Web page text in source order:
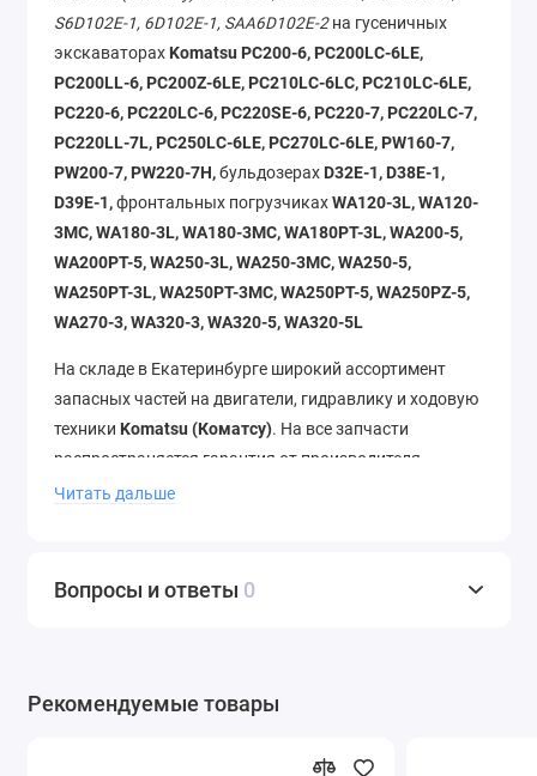
S6D102E-1, 6D102E-1, SAA6D102E-2на гусеничных
экскаваторах Komatsu PC200-6, PC200LC-6LE,
PC200LL-6, PC200Z-6LE, PC210LC-6LC, PC210LC-6LE,
PC220-6, PC220LC-6, PC220SE-6, PC220-7, PC220LC-7,
PC220LL-7L, PC250LC-6LE, PC270LC-6LE, PW160-7,
PW200-7, PW220-7H,бульдозерах D32E-1, D38E-1,
D39E-1,фронтальных погрузчикахWA120-3L, WA120-
3MC, WA180-3L, WA180-3MC, WA180PT-3L, WA200-5,
WA200PT-5, WA250-3L, WA250-3MC, WA250-5,
WA250PT-3L, WA250PT-3MC, WA250PT-5, WA250PZ-5,
WA270-3, WA320-3, WA320-5, WA320-5L
На складе в Екатеринбурге широкий ассортимент
запасных частей на двигатели, гидравлику и ходовую
техники Komatsu (Коматсу). На все запчасти
распространяется гарантия от производителя.
Наша компания работает напрямую с
Komatsu (Коматсу).
вас информацию.
Читать дальше
Вопросы и ответы 0
Рекомендуемые товары